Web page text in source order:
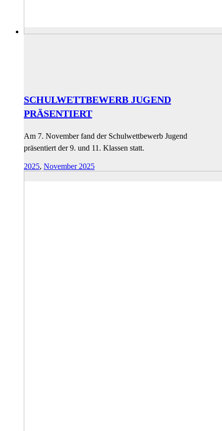
SCHULWETTBEWERB JUGEND
PRÄSENTIERT
Am 7. November fand der Schulwettbewerb Jugend
präsentiert der 9. und 11. Klassen statt.
2025, November 2025